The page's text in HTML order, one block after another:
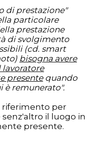
di prestazione"
particolare
prestazione
di svolgimento
(cd. smart
bisogna avere
presentequando
è remunerato".
riferimento per
senz'altro il luogo in
presente.